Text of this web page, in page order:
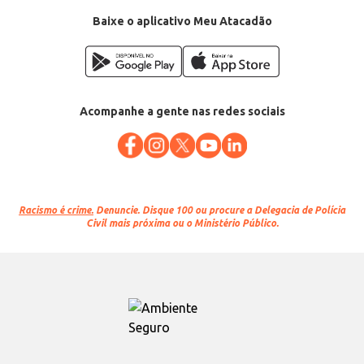
Baixe o aplicativo Meu Atacadão
Acompanhe a gente nas redes sociais
Racismo é crime. Denuncie. Disque 100 ou procure a Delegacia de Polícia
Civil mais próxima ou o Ministério Público.